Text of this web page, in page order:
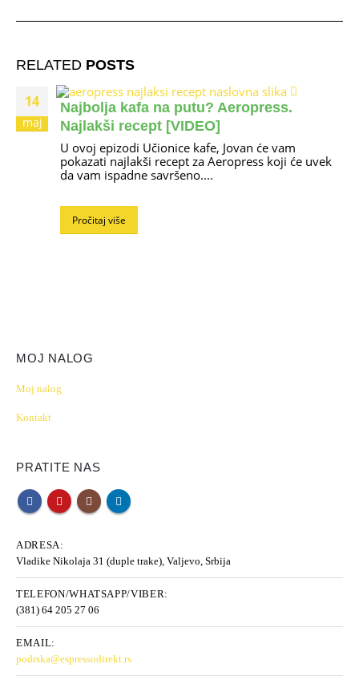
RELATED POSTS
14
maj
Najbolja kafa na putu? Aeropress.
Najlakši recept [VIDEO]
U ovoj epizodi Učionice kafe, Jovan će vam
pokazati najlakši recept za Aeropress koji će uvek
da vam ispadne savršeno....
Pročitaj više
MOJ NALOG
Moj nalog
Kontakt
PRATITE NAS
ADRESA:
Vladike Nikolaja 31 (duple trake), Valjevo, Srbija
TELEFON/WHATSAPP/VIBER:
(381) 64 205 27 06
EMAIL:
podrska@espressodirekt.rs